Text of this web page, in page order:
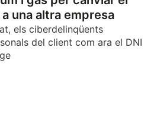
una altra empresa
els ciberdelinqüents
del client com ara el DNI